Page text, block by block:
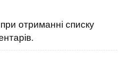
отриманні списку